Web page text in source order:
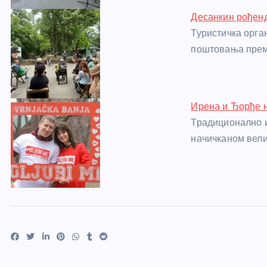
Десанкин
Туристичка
поштовања
Ирена и Ђорђе
Традиционално
начичканом